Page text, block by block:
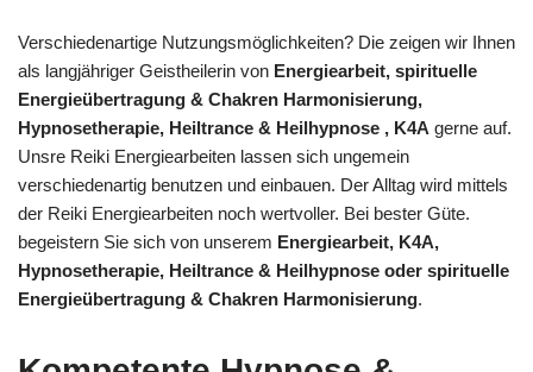
Verschiedenartige Nutzungsmöglichkeiten? Die zeigen wir Ihnen
als langjähriger Geistheilerin von Energiearbeit, spirituelle
Energieübertragung & Chakren Harmonisierung,
Hypnosetherapie, Heiltrance & Heilhypnose , K4A gerne auf.
Unsre Reiki Energiearbeiten lassen sich ungemein
verschiedenartig benutzen und einbauen. Der Alltag wird mittels
der Reiki Energiearbeiten noch wertvoller. Bei bester Güte.
begeistern Sie sich von unserem Energiearbeit, K4A,
Hypnosetherapie, Heiltrance & Heilhypnose oder spirituelle
Energieübertragung & Chakren Harmonisierung.